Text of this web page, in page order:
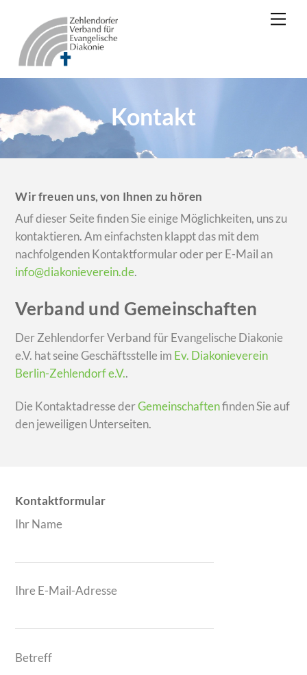
content
Kontakt
Wir freuen uns, von Ihnen zu hören
Auf dieser Seite finden Sie einige Möglichkeiten, uns zu
kontaktieren. Am einfachsten klappt das mit dem
nachfolgenden Kontaktformular oder per E-Mail an
info@diakonieverein.de.
Verband und Gemeinschaften
Der Zehlendorfer Verband für Evangelische Diakonie
e.V. hat seine Geschäftsstelle im Ev. Diakonieverein
Berlin-Zehlendorf e.V..
Die Kontaktadresse derGemeinschaftenfinden Sie auf
den jeweiligen Unterseiten.
Kontaktformular
Ihr Name
Ihre E-Mail-Adresse
Betreff